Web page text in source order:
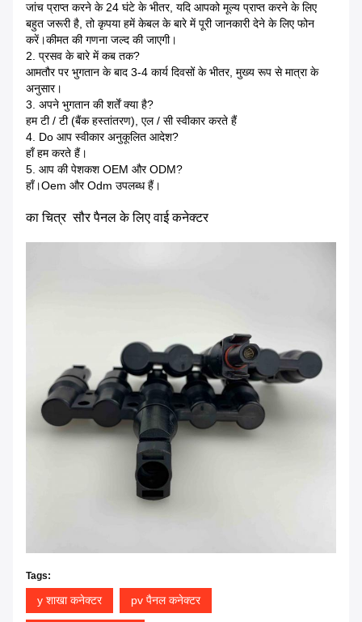
जांच प्राप्त करने के 24 घंटे के भीतर, यदि आपको मूल्य प्राप्त करने के लिए
बहुत जरूरी है, तो कृपया हमें केबल के बारे में पूरी जानकारी देने के लिए फोन
करें।कीमत की गणना जल्द की जाएगी।
2. प्रसव के बारे में कब तक?
आमतौर पर भुगतान के बाद 3-4 कार्य दिवसों के भीतर, मुख्य रूप से मात्रा के
अनुसार।
3. अपने भुगतान की शर्तें क्या है?
हम टी / टी (बैंक हस्तांतरण), एल / सी स्वीकार करते हैं
4. Do आप स्वीकार अनुकूलित आदेश?
हाँ हम करते हैं।
5. आप की पेशकश OEM और ODM?
हाँ।Oem और Odm उपलब्ध हैं।
का चित्र सौर पैनल के लिए वाई कनेक्टर
Tags:
y शाखा कनेक्टर pv पैनल कनेक्टर